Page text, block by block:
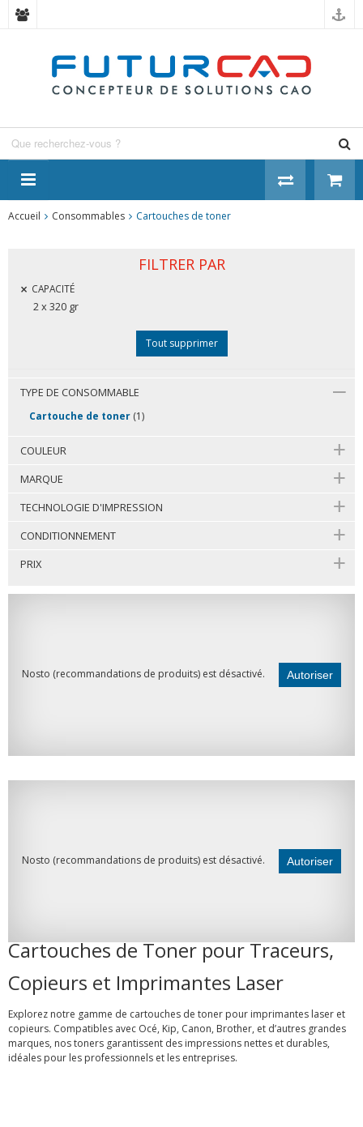
Accueil Consommables Cartouches de toner
FILTRER PAR
CAPACITÉ
2 x 320 gr
Tout supprimer
TYPE DE CONSOMMABLE
Cartouche de toner (1)
COULEUR
MARQUE
TECHNOLOGIE D'IMPRESSION
CONDITIONNEMENT
PRIX
Nosto (recommandations de produits) est désactivé. Autoriser
Nosto (recommandations de produits) est désactivé. Autoriser
Cartouches de Toner pour Traceurs,
Copieurs et Imprimantes Laser
Explorez notre gamme de cartouches de toner pour imprimantes laser et
copieurs. Compatibles avec Océ, Kip, Canon, Brother, et d’autres grandes
marques, nos toners garantissent des impressions nettes et durables,
idéales pour les professionnels et les entreprises.
Panneau de gestion des cookies